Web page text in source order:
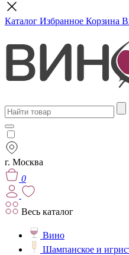
Каталог Избранное Корзина
г. Москва
0
Весь каталог
Вино
Шампанское и